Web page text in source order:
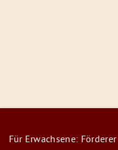
Für Erwachsene: Förderer